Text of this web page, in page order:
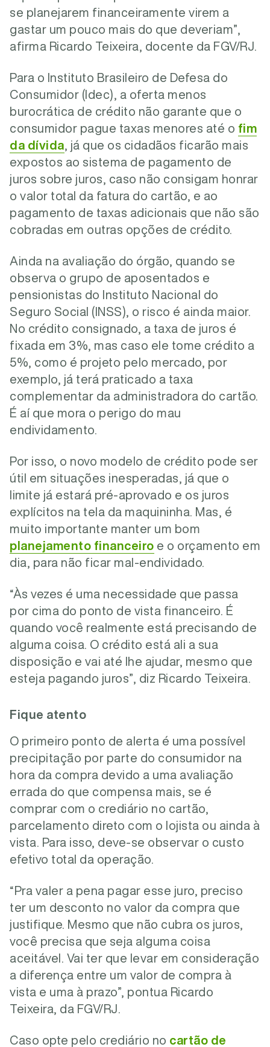
se planejarem financeiramente virem a
gastar um pouco mais do que deveriam”,
afirma Ricardo Teixeira, docente da FGV/RJ.
Para o Instituto Brasileiro de Defesa do
Consumidor (Idec), a oferta menos
burocrática de crédito não garante que o
consumidor pague taxas menores até o fim
da dívida , já que os cidadãos ficarão mais
expostos ao sistema de pagamento de
juros sobre juros, caso não consigam honrar
o valor total da fatura do cartão, e ao
pagamento de taxas adicionais que não são
cobradas em outras opções de crédito.
Ainda na avaliação do órgão, quando se
observa o grupo de aposentados e
pensionistas do Instituto Nacional do
Seguro Social (INSS), o risco é ainda maior.
No crédito consignado, a taxa de juros é
fixada em 3%, mas caso ele tome crédito a
5%, como é projeto pelo mercado, por
exemplo, já terá praticado a taxa
complementar da administradora do cartão.
É aí que mora o perigo do mau
endividamento.
Por isso, o novo modelo de crédito pode ser
útil em situações inesperadas, já que o
limite já estará pré-aprovado e os juros
explícitos na tela da maquininha. Mas, é
muito importante manter um bom
planejamento financeiro e o orçamento em
dia, para não ficar mal-endividado.
“Às vezes é uma necessidade que passa
por cima do ponto de vista financeiro. É
quando você realmente está precisando de
alguma coisa. O crédito está ali a sua
disposição e vai até lhe ajudar, mesmo que
esteja pagando juros”, diz Ricardo Teixeira.
Fique atento
O primeiro ponto de alerta é uma possível
precipitação por parte do consumidor na
hora da compra devido a uma avaliação
errada do que compensa mais, se é
comprar com o crediário no cartão,
parcelamento direto com o lojista ou ainda à
vista. Para isso, deve-se observar o custo
efetivo total da operação.
“Pra valer a pena pagar esse juro, preciso
ter um desconto no valor da compra que
justifique. Mesmo que não cubra os juros,
você precisa que seja alguma coisa
aceitável. Vai ter que levar em consideração
a diferença entre um valor de compra à
vista e uma à prazo”, pontua Ricardo
Teixeira, da FGV/RJ.
Caso opte pelo crediário no cartão de